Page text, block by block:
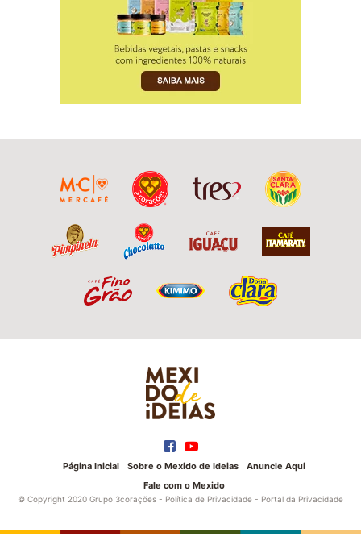
Página Inicial Sobre o Mexido de Ideias
Anuncie Aqui
Fale com o Mexido
© Copyright 2020 Grupo 3corações - Política de Privacidade - Portal da Privacidade